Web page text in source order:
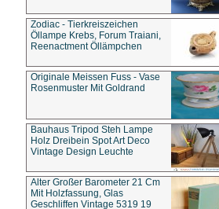
Zodiac - Tierkreiszeichen
Öllampe Krebs, Forum Traiani,
Reenactment Öllämpchen
Originale Meissen Fuss - Vase
Rosenmuster Mit Goldrand
Bauhaus Tripod Steh Lampe
Holz Dreibein Spot Art Deco
Vintage Design Leuchte
Alter Großer Barometer 21 Cm
Mit Holzfassung, Glas
Geschliffen Vintage 5319 19